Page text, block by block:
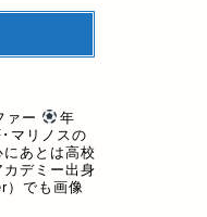
ァー
年
マリノスの
あとは高校
デミー出身
）でも画像